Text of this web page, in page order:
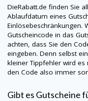
DieRabatt.de finden Sie
Ablaufdatum eines
Einlösebeschränkungen.
Gutscheincode in das
achten, dass Sie den
eingeben. Denn selbst
kleiner Tippfehler wird es
den Code also immer
Gibt es Gutscheine